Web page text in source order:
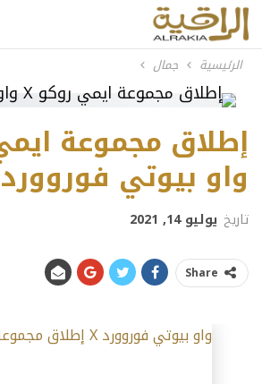
الرئيسية جمال
واو بيوتي فوروورد
تاريخ يوليو 14, 2021
Share